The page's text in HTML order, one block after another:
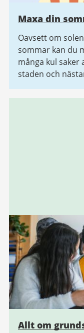
Maxa din
Oavsett om
sommar kan du
många kul saker
staden och
Allt om